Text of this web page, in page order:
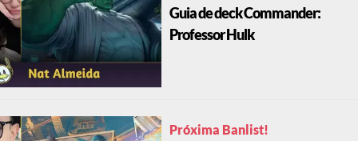
Guia de deck Commander:
Professor Hulk
Próxima Banlist!